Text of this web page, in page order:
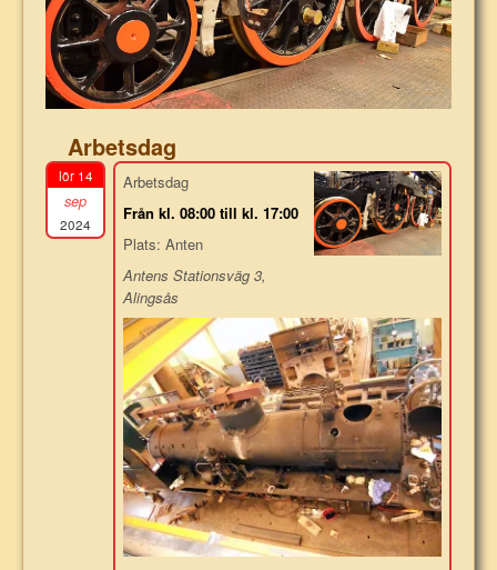
Arbetsdag
lör 14
sep
2024
Arbetsdag
Från kl. 08:00 till kl. 17:00
Plats: Anten
Antens Stationsväg 3,
Alingsås